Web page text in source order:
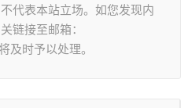
代表本站立场。如您发现内
链接至邮箱：
及时予以处理。